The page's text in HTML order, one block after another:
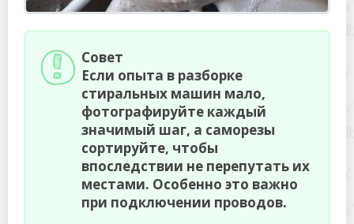
Совет
Если опыта в разборке
стиральных машин мало,
фотографируйте каждый
значимый шаг, а саморезы
сортируйте, чтобы
впоследствии не перепутать их
местами. Особенно это важно
при подключении проводов.